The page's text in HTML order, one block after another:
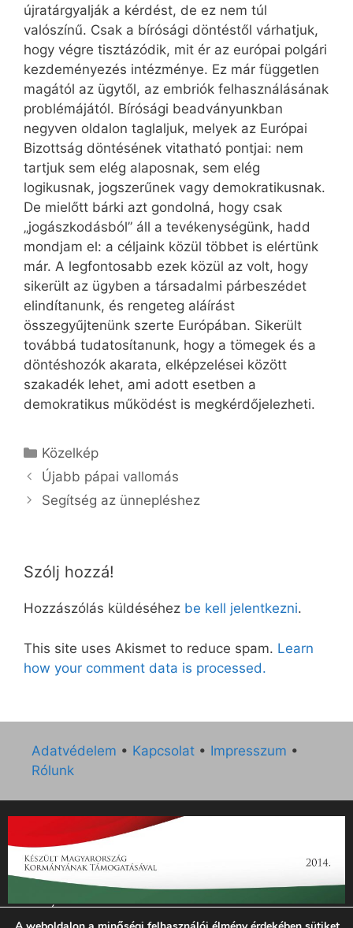
újratárgyalják a kérdést, de ez nem túl
valószínű. Csak a bírósági döntéstől várhatjuk,
hogy végre tisztázódik, mit ér az európai polgári
kezdeményezés intézménye. Ez már független
magától az ügytől, az embriók felhasználásának
problémájától. Bírósági beadványunkban
negyven oldalon taglaljuk, melyek az Európai
Bizottság döntésének vitatható pontjai: nem
tartjuk sem elég alaposnak, sem elég
logikusnak, jogszerűnek vagy demokratikusnak.
De mielőtt bárki azt gondolná, hogy csak
„jogászkodásból” áll a tevékenységünk, hadd
mondjam el: a céljaink közül többet is elértünk
már. A legfontosabb ezek közül az volt, hogy
sikerült az ügyben a társadalmi párbeszédet
elindítanunk, és rengeteg aláírást
összegyűjtenünk szerte Európában. Sikerült
továbbá tudatosítanunk, hogy a tömegek és a
döntéshozók akarata, elképzelései között
szakadék lehet, ami adott esetben a
demokratikus működést is megkérdőjelezheti.
Kategória
Közelkép
Újabb pápai vallomás
Segítség az ünnepléshez
Szólj hozzá!
Hozzászólás küldéséhez be kell jelentkezni.
This site uses Akismet to reduce spam. Learn
how your comment data is processed.
Adatvédelem • Kapcsolat • Impresszum •
Rólunk
„Az Új Ember katolikus hetilap 2014. évi működésének